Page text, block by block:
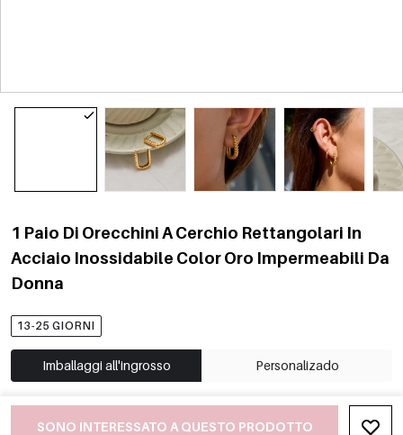
1 Paio Di Orecchini A Cerchio Rettangolari In
Acciaio Inossidabile Color Oro Impermeabili Da
Donna
13-25 GIORNI
Imballaggi all'ingrosso Personalizado
SONO INTERESSATO A QUESTO PRODOTTO